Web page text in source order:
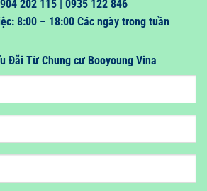
202 115 | 0935 122 846
8:00 – 18:00 Các ngày trong tuần
Đãi Từ Chung cư Booyoung Vina